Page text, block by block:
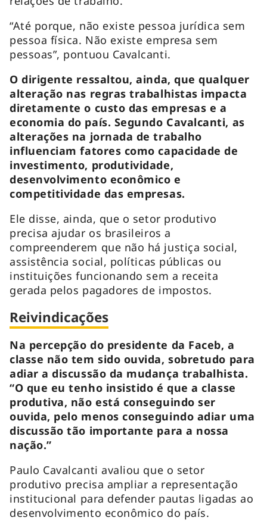
“Até porque, não existe pessoa jurídica sem
pessoa física. Não existe empresa sem
pessoas”, pontuou Cavalcanti.
O dirigente ressaltou, ainda, que qualquer
alteração nas regras trabalhistas impacta
diretamente o custo das empresas e a
economia do país. Segundo Cavalcanti, as
alterações na jornada de trabalho
influenciam fatores como capacidade de
investimento, produtividade,
desenvolvimento econômico e
competitividade das empresas.
Ele disse, ainda, que o setor produtivo
precisa ajudar os brasileiros a
compreenderem que não há justiça social,
assistência social, políticas públicas ou
instituições funcionando sem a receita
gerada pelos pagadores de impostos.
Reivindicações
Na percepção do presidente da Faceb, a
classe não tem sido ouvida, sobretudo para
adiar a discussão da mudança trabalhista.
“O que eu tenho insistido é que a classe
produtiva, não está conseguindo ser
ouvida, pelo menos conseguindo adiar uma
discussão tão importante para a nossa
nação.”
Paulo Cavalcanti avaliou que o setor
produtivo precisa ampliar a representação
institucional para defender pautas ligadas ao
desenvolvimento econômico do país.